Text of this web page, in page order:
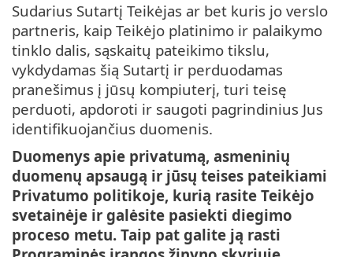
Sudarius Sutartį Teikėjas ar bet kuris jo verslo
partneris, kaip Teikėjo platinimo ir palaikymo
tinklo dalis, sąskaitų pateikimo tikslu,
vykdydamas šią Sutartį ir perduodamas
pranešimus į jūsų kompiuterį, turi teisę
perduoti, apdoroti ir saugoti pagrindinius Jus
identifikuojančius duomenis.
Duomenys apie privatumą, asmeninių
duomenų apsaugą ir jūsų teises pateikiami
Privatumo politikoje, kurią rasite Teikėjo
svetainėje ir galėsite pasiekti diegimo
proceso metu. Taip pat galite ją rasti